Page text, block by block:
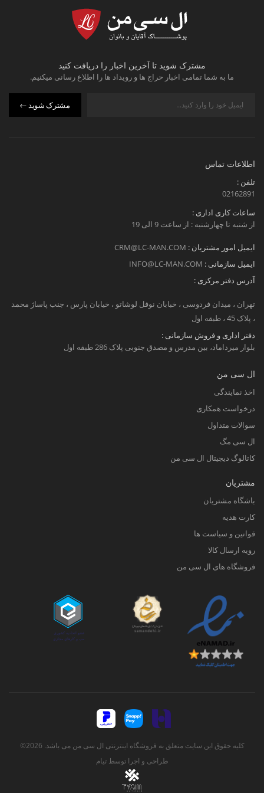
مشترک شوید تا آخرین اخبار را دریافت کنید
ما به شما تمامی اخبار حراج ها و رویداد ها را اطلاع رسانی میکنیم.
مشترک شوید
اطلاعات تماس
تلفن :
02162891
ساعات کاری اداری :
از شنبه تا چهارشنبه : از ساعت 9 الی 19
ایمیل امور مشتریان : CRM@LC-MAN.COM
ایمیل سازمانی : INFO@LC-MAN.COM
آدرس دفتر مرکزی :
تهران ، میدان فردوسی ، خبابان نوفل لوشاتو ، خیابان پارس ، جنب پاساژ محمد
، پلاک 45 ، طبقه اول
دفتر اداری و فروش سازمانی :
بلوار میرداماد، بین مدرس و مصدق جنوبی پلاک 286 طبقه اول
ال سی من
اخذ نمایندگی
درخواست همکاری
سوالات متداول
ال سی مگ
کاتالوگ دیجیتال ال سی من
مشتریان
باشگاه مشتریان
کارت هدیه
قوانین و سیاست ها
رویه ارسال کالا
فروشگاه های ال سی من
کلیه حقوق این سایت متعلق به فروشگاه اینترنتی ال سی من می باشد. 2026©
طراحی و اجرا توسطتیام